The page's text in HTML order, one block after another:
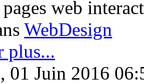
pages web
WebDesign
plus...
01 Juin 2016